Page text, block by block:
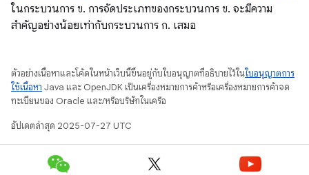
ในกระบวนการ ข. การจัดประเภทของกระบวนการ ข. จะมีความ
สำคัญอย่างน้อยเท่ากับกระบวนการ ก. เสมอ
ตัวอย่างเนื้อหาและโค้ดในหน้าเว็บนี้ขึ้นอยู่กับใบอนุญาตที่อธิบายไว้ในใบอนุญาตการ
ใช้เนื้อหา Java และ OpenJDK เป็นเครื่องหมายการค้าหรือเครื่องหมายการค้าจด
ทะเบียนของ Oracle และ/หรือบริษัทในเครือ
อัปเดตล่าสุด 2025-07-27 UTC